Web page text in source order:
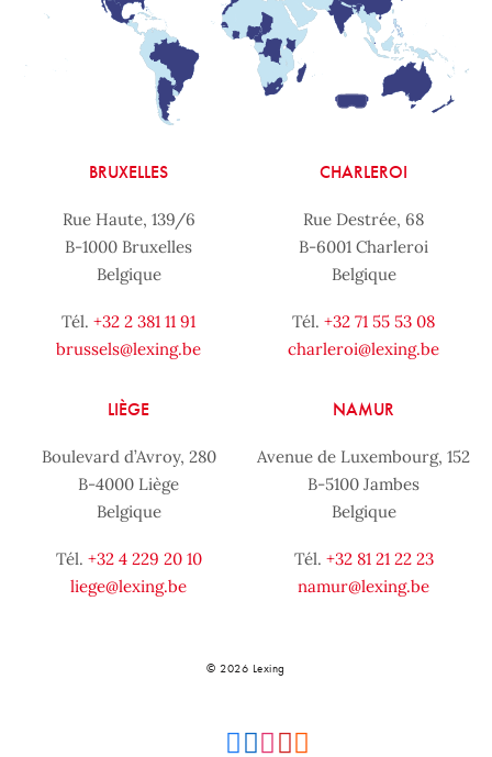
BRUXELLES
Rue Haute, 139/6
B-1000 Bruxelles
Belgique
Tél. +32 2 381 11 91
brussels@lexing.be
CHARLEROI
Rue Destrée, 68
B-6001 Charleroi
Belgique
Tél. +32 71 55 53 08
charleroi@lexing.be
LIÈGE
Boulevard d’Avroy, 280
B-4000 Liège
Belgique
Tél. +32 4 229 20 10
liege@lexing.be
NAMUR
Avenue de Luxembourg, 152
B-5100 Jambes
Belgique
Tél. +32 81 21 22 23
namur@lexing.be
© 2026 Lexing